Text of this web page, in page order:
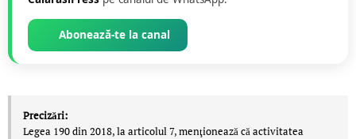
Abonează-te la canal
Precizări:
Legea 190 din 2018, la articolul 7, menţionează că activitatea